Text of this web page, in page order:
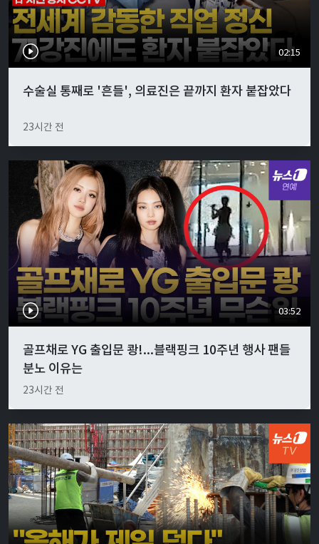
02:15
수술실 통째로 '흔들', 의료진은 끝까지 환자 붙잡았다
23시간 전
03:52
골프채로 YG 출입문 쾅!...블랙핑크 10주년 행사 팬들
분노 이유는
23시간 전